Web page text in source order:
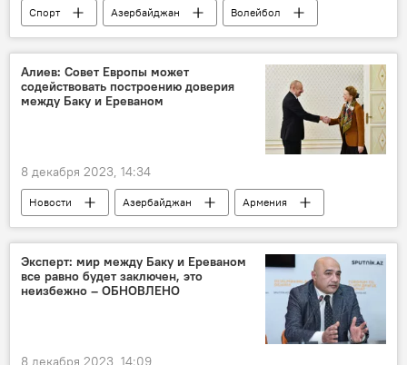
Спорт Азербайджан
Волейбол
Ильхам Алиев
Карабах
Греция
Финансы
Алиев: Совет Европы может
содействовать построению доверия
между Баку и Ереваном
8 декабря 2023, 14:34
Новости Азербайджан
Армения
Политика
Совет Европы
Доверие
Эксперт: мир между Баку и Ереваном
все равно будет заключен, это
неизбежно – ОБНОВЛЕНО
8 декабря 2023, 14:09